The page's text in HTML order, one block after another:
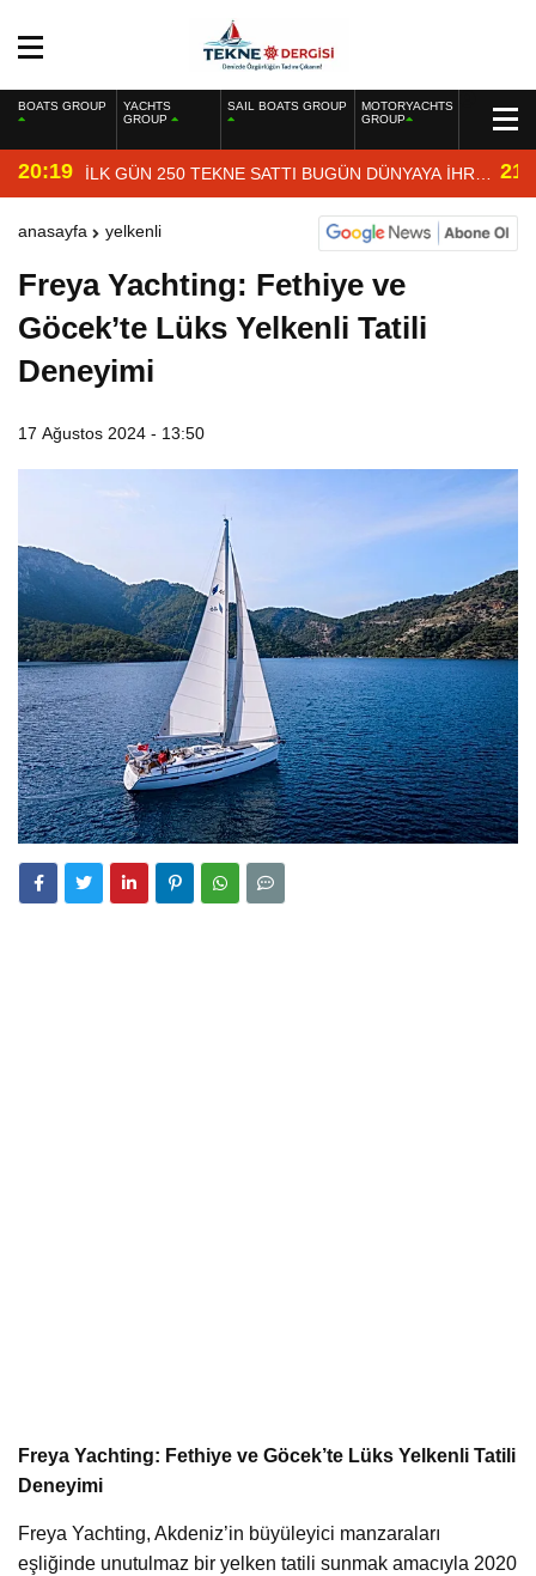
BOATS GROUP
YACHTS
GROUP
SAIL BOATS GROUP
MOTORYACHTS
GROUP
20:19 İLK GÜN 250 TEKNE SATTI BUGÜN DÜNYAYA İHRAÇ
EDİYOR
anasayfa yelkenli
Freya Yachting: Fethiye ve
Göcek’te Lüks Yelkenli Tatili
Deneyimi
17 Ağustos 2024 - 13:50
Freya Yachting: Fethiye ve Göcek’te Lüks Yelkenli Tatili
Deneyimi
Freya Yachting, Akdeniz’in büyüleyici manzaraları
eşliğinde unutulmaz bir yelken tatili sunmak amacıyla 2020